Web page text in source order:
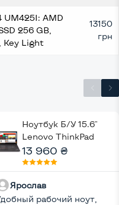
UM425I: AMD
256 GB,
Key Light
13150
грн
Ноутбук Б/У 15.6"
Lenovo ThinkPad
T580: Intel Core i5-
8250U, DDR4 8 GB,
SSD 256 GB, Intel
HD, IPS, Full HD,
Touchscreen, 4G
13 960 ₴
Ярослав
рабочий ноут,